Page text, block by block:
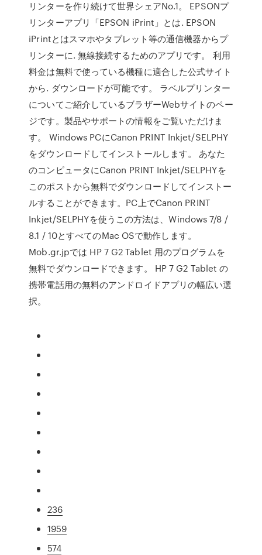
リンターを作り続けて世界シェアNo.1。 EPSONプ
リンターアプリ「EPSON iPrint」とは. EPSON
iPrintとはスマホやタブレット等の通信機器からプ
リンターに. 無線接続するためのアプリです。 利用
料金は無料で使っている機種に適合した公式サイト
から. ダウンロードが可能です。 ラベルプリンター
についてご紹介しているブラザーWebサイトのペー
ジです。製品やサポートの情報をご覧いただけま
す。 Windows PCにCanon PRINT Inkjet/SELPHY
をダウンロードしてインストールします。 あなた
のコンピュータにCanon PRINT Inkjet/SELPHYを
このポストから無料でダウンロードしてインストー
ルすることができます。PC上でCanon PRINT
Inkjet/SELPHYを使うこの方法は、Windows 7/8 /
8.1 / 10とすべてのMac OSで動作します。
Mob.gr.jpでは HP 7 G2 Tablet 用のプログラムを
無料でダウンロードできます。 HP 7 G2 Tablet の
携帯電話用の無料のアンドロイドアプリの幅広い選
択。
236
1959
574